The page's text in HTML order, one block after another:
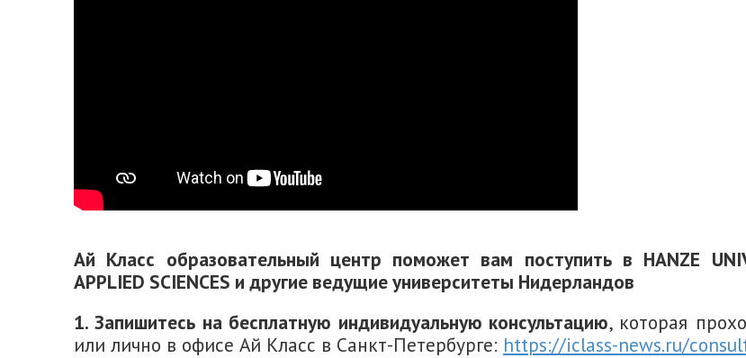
Ай Класс образовательный центр поможет вам поступить в HANZE
APPLIED SCIENCES и другие ведущие университеты Нидерландов
1. Запишитесь на бесплатную индивидуальную консультацию, которая
или лично в офисе Ай Класс в Санкт-Петербурге: https://iclass-news.ru/